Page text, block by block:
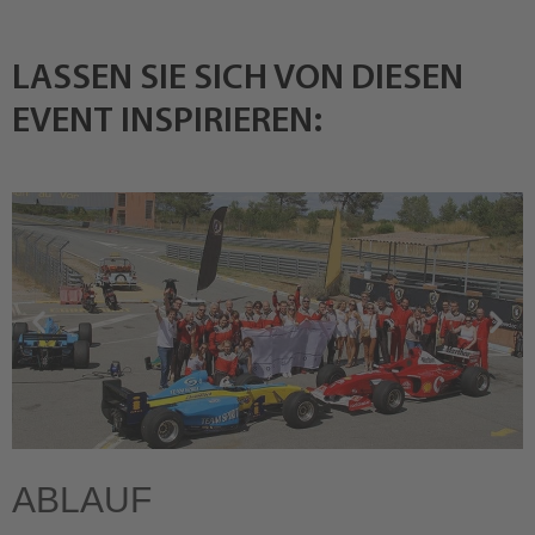
LASSEN SIE SICH VON DIESEN
EVENT INSPIRIEREN:
ABLAUF